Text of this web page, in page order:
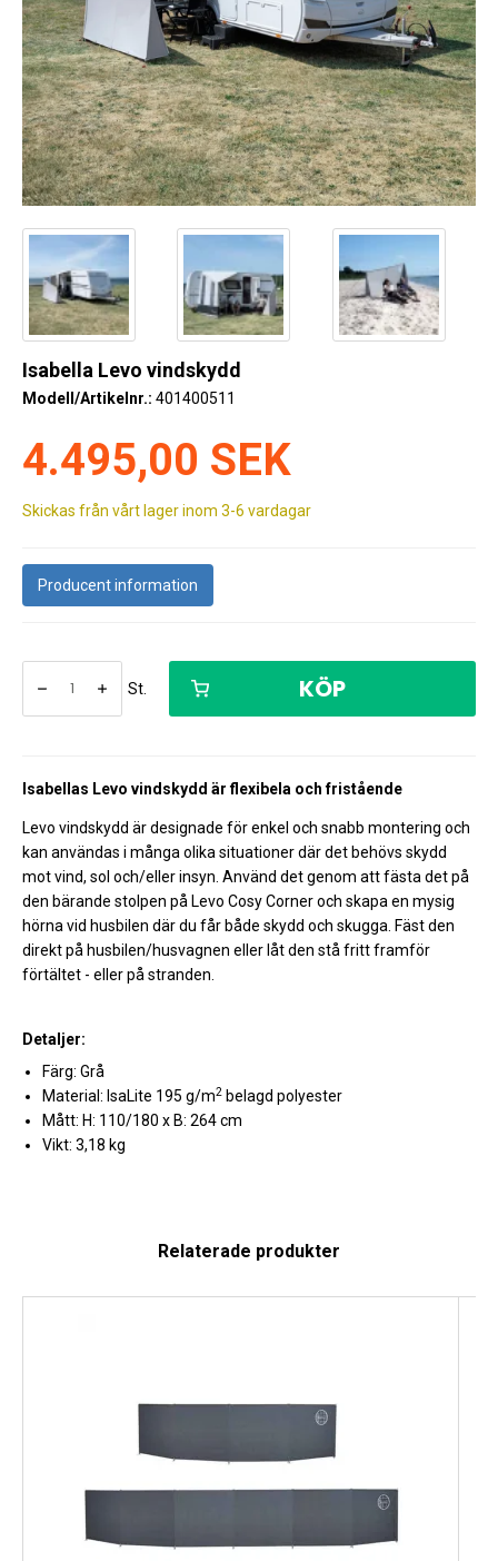
Kyl
Elartiklar
Väderstationer
Reservdelar
Erbjudanden
Restförsäljning
Isabella Levo vindskydd
Modell/Artikelnr.: 401400511
4.495,00 SEK
Skickas från vårt lager inom 3-6 vardagar
Producent information
St. KÖP
Isabellas Levo vindskydd är flexibela och fristående
Levo vindskydd är designade för enkel och snabb montering och
kan användas i många olika situationer där det behövs skydd
mot vind, sol och/eller insyn. Använd det genom att fästa det på
den bärande stolpen på Levo Cosy Corner och skapa en mysig
hörna vid husbilen där du får både skydd och skugga. Fäst den
direkt på husbilen/husvagnen eller låt den stå fritt framför
förtältet - eller på stranden.
Detaljer:
Färg: Grå
Material: IsaLite 195 g/m2belagd polyester
Mått: H: 110/180 x B: 264 cm
Vikt: 3,18 kg
Relaterade produkter